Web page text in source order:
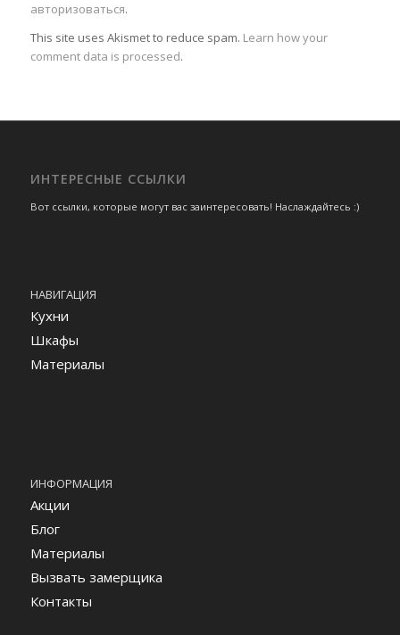
авторизоваться.
This site uses Akismet to reduce spam. Learn how your
comment data is processed.
ИНТЕРЕСНЫЕ ССЫЛКИ
Вот ссылки, которые могут вас заинтересовать! Наслаждайтесь :)
НАВИГАЦИЯ
Кухни
Шкафы
Материалы
ИНФОРМАЦИЯ
Акции
Блог
Материалы
Вызвать замерщика
Контакты